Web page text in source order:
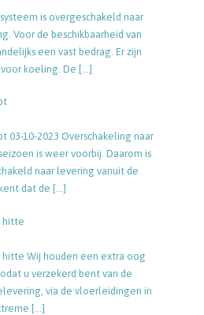
is overgeschakeld naar
Voor de beschikbaarheid van
een vast bedrag. Er zijn
koeling. De […]
03-10-2023 Overschakeling naar
is weer voorbij. Daarom is
naar levering vanuit de
dat de […]
hitte
Wij houden een extra oog
u verzekerd bent van de
via de vloerleidingen in
[…]